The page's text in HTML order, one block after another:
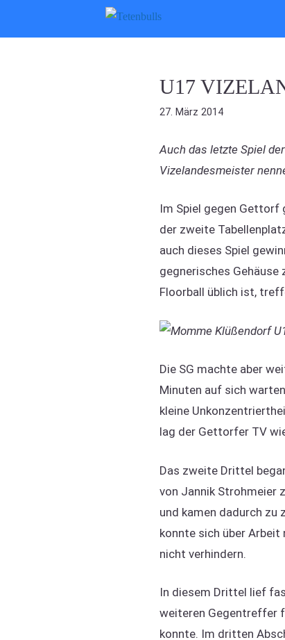
U17
27. März 2014
Auch das letzte Spiel
Vizelandesmeister
Im Spiel gegen Gettorf
der zweite
auch dieses Spiel
gegnerisches Gehäuse
Floorball üblich ist,
Die SG machte aber
Minuten auf sich
kleine
lag der Gettorfer TV
Das zweite Drittel
von Jannik Strohmeier
und kamen dadurch zu
konnte sich über Arbeit
nicht verhindern.
In diesem Drittel lief
weiteren Gegentreffer
konnte. Im dritten